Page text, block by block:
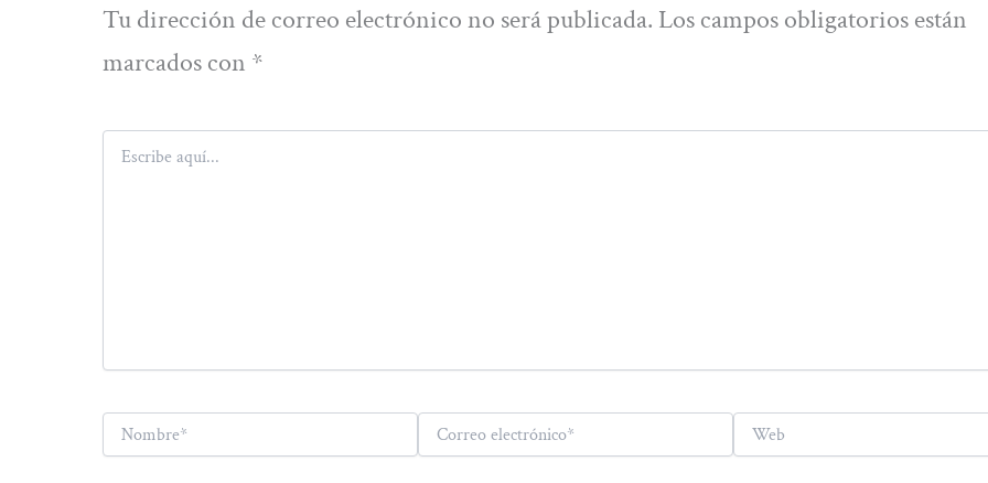
Tu dirección de correo electrónico no será publicada. Los campos obligatorios están
marcados con *
Escribe
aquí...
Nombre*
Correo
electrónico*
Web